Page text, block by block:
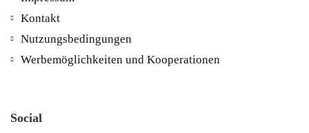
Kontakt
Nutzungsbedingungen
Werbemöglichkeiten und Kooperationen
Social